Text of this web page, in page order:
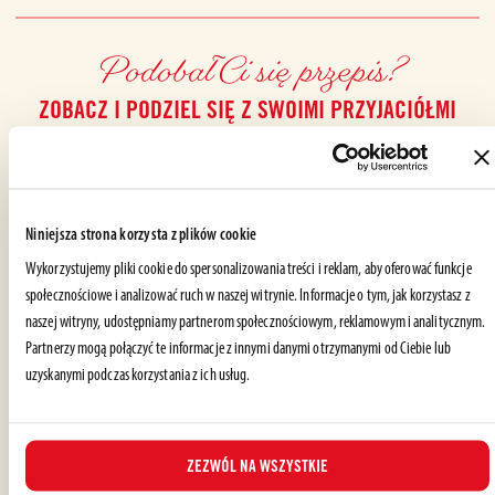
Niniejsza strona korzysta z plików cookie
Wykorzystujemy pliki cookie do spersonalizowania treści i reklam, aby oferować funkcje
społecznościowe i analizować ruch w naszej witrynie. Informacje o tym, jak korzystasz z
naszej witryny, udostępniamy partnerom społecznościowym, reklamowym i analitycznym.
Partnerzy mogą połączyć te informacje z innymi danymi otrzymanymi od Ciebie lub
uzyskanymi podczas korzystania z ich usług.
ZEZWÓL NA WSZYSTKIE
Podobał Ci się przepis?
ZOBACZ I PODZIEL SIĘ Z SWOIMI PRZYJACIÓŁMI
ZROBIONE RÓWNIEŻ Z: PULPA